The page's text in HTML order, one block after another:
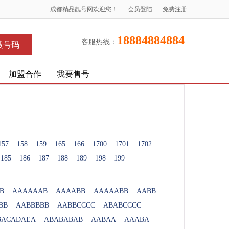
成都精品靓号网欢迎您！ 会员登陆 免费注册
号码 客服热线： 18884884884
加盟合作 我要售号
158 159 165 166 1700 1701
1702
185
186 187 188 189 198 199
AAAAAAB AAAABB AAAAABB
AABB
AABBBBB AABBCCCC
ABABCCCC
ABABABAB AABAA AAABA